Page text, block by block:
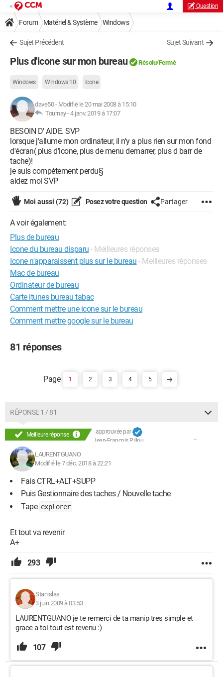
Question
Forum Matériel & Système Windows
Sujet Précédent Sujet Suivant
Plus d'icone sur mon bureau Résolu/Fermé
Windows Windows 10 Icone
dave50- Modifié le 20 mai 2008 à 15:10
Tournay -4 janv. 2019 à 17:07
BESOIN D' AIDE. SVP
lorsque j'allume mon ordinateur, il n'y a plus rien sur mon fond
d'écran( plus d'icone, plus de menu demarrer, plus d barr de
tache)!
je suis compétement perdu§
aidez moi SVP
Moi aussi (72) Posez votre question Partager
A voir également:
Plus de bureau
Icone du bureau disparu - Meilleures réponses
Icone n'apparaissent plus sur le bureau - Meilleures réponses
Mac de bureau
Ordinateur de bureau
Carte itunes bureau tabac
Comment mettre une icone sur le bureau
Comment mettre google sur le bureau
81 réponses
1 2 3 4 5
RÉPONSE 1 / 81
Meilleure réponse
approuvée par
Jean-François Pillou
LAURENTGUANO
Modifié le 7 déc. 2018 à 22:21
Fais CTRL+ALT+SUPP
Puis Gestionnaire des taches / Nouvelle tache
Tape explorer
Et tout va revenir
A+
293
Stanislas
3 juin 2009 à 03:53
LAURENTGUANO je te remerci de ta manip tres simple et
grace a toi tout est revenu :)
107